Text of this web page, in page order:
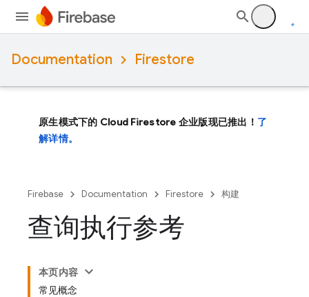
Documentation Firestore
原生模式下的 Cloud Firestore 企业版现已推出！ 了
解详情。
Firebase Documentation Firestore 构建
查询执行参考
本页内容
常见概念